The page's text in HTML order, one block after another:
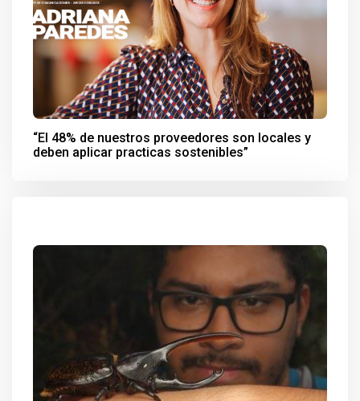
“El 48% de nuestros proveedores son locales y
deben aplicar practicas sostenibles”